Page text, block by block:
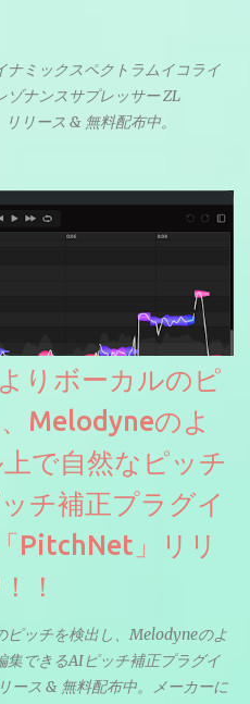
ナミックスペクトラムイコライ
ゾナンスサプレッサー ZL
リース & 無料配布中。
りボーカルのピ
Melodyneのよ
で自然なピッチ
チ補正プラグイ
PitchNet」リリ
！
ピッチを検出し、Melodyneのよ
集できるAIピッチ補正プラグイ
ース & 無料配布中。メーカーに